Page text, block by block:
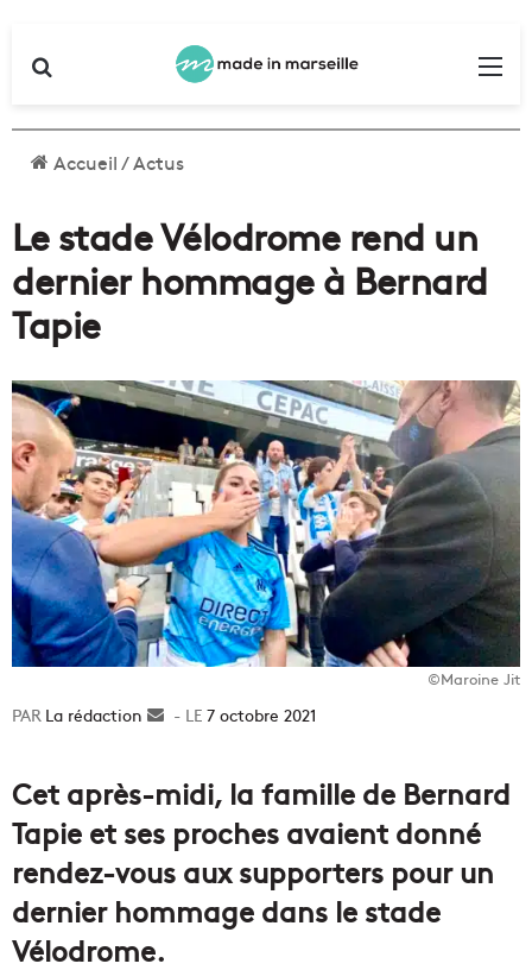
Accueil/Actus
Le stade Vélodrome rend un
dernier hommage à Bernard
Tapie
©Maroine Jit
La rédaction
Envoyer7 octobre 2021
Cet après-midi, la famille de Bernard
Tapie et ses proches avaient donné
rendez-vous aux supporters pour un
dernier hommage dans le stade
Vélodrome.